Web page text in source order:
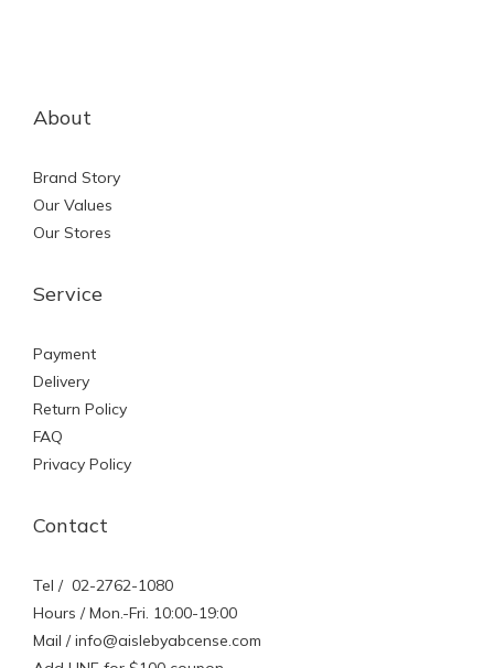
About
Brand Story
Our Values
Our Stores
Service
Payment
Delivery
Return Policy
FAQ
Privacy Policy
Contact
Tel / 02-2762-1080
Hours / Mon.-Fri. 10:00-19:00
Mail / info@aislebyabcense.com